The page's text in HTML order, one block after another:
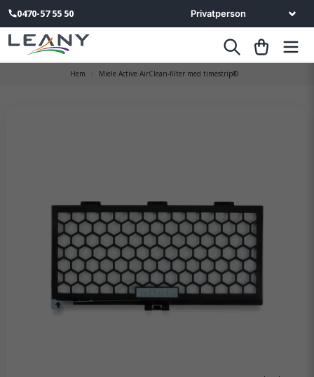
0470-57 55 50
Hem Miele Active AirClean-filter med timestrip®